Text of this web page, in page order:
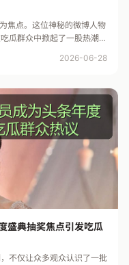
焦点。这位神秘的微博人物
瓜群众中掀起了一股热潮。
2026-06-28
盛典抽奖焦点引发吃瓜
不仅让众多观众认识了一批